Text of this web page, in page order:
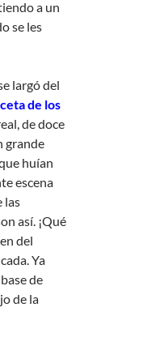
a un
se les
largó del
de los
de doce
grande
huían
escena
las
así. ¡Qué
del
Ya
de
de la